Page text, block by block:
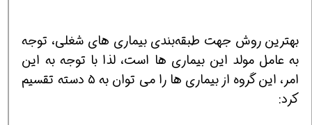
بهترین روش جهت طبقه‌بندی بیماری های شغلی، توجه
به عامل مولد این بیماری ها است، لذا با توجه به این
امر، این گروه از بیماری ها را می توان به ۵ دسته تقسیم
کرد: